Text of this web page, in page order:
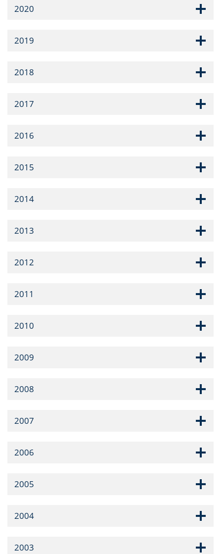
2020
2019
2018
2017
2016
2015
2014
2013
2012
2011
2010
2009
2008
2007
2006
2005
2004
2003